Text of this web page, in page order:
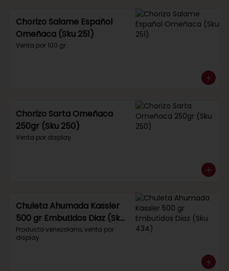
Chorizo Salame Español
Omeñaca (Sku 251)
Venta por 100 gr.
Chorizo Sarta Omeñaca
250gr (Sku 250)
Venta por display.
Chuleta Ahumada Kassler
500 gr Embutidos Diaz (Sku
434)
Producto venezolano, venta por
display.